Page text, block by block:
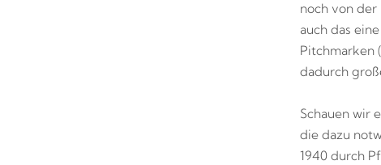
noch von der
auch das
Pitchmarken (
dadurch
Schauen wir
die dazu
1940 durch